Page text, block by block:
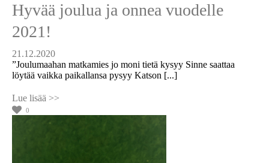
Hyvää joulua ja onnea vuodelle
2021!
21.12.2020
”Joulumaahan matkamies jo moni tietä kysyy Sinne saattaa
löytää vaikka paikallansa pysyy Katson [...]
0